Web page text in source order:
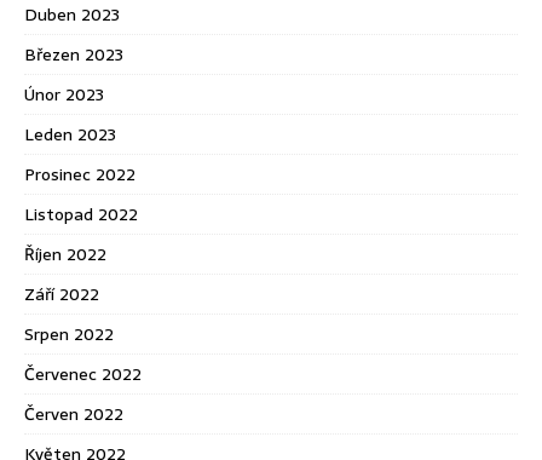
Duben 2023
Březen 2023
Únor 2023
Leden 2023
Prosinec 2022
Listopad 2022
Říjen 2022
Září 2022
Srpen 2022
Červenec 2022
Červen 2022
Květen 2022